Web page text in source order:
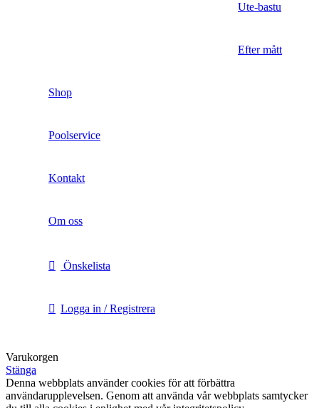
Ute-bastu
Efter mått
Shop
Poolservice
Kontakt
Om oss
Önskelista
Logga in / Registrera
Varukorgen
Stänga
Denna webbplats använder cookies för att förbättra
användarupplevelsen. Genom att använda vår webbplats samtycker